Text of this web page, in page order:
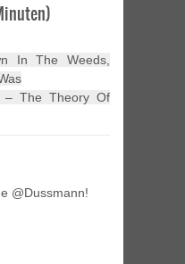
In The Weeds,
– The Theory Of
@Dussmann!